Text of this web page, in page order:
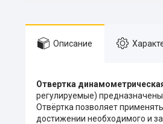
Описание
Отвертка
регулируемые)
Отвёртка позволяет
достижении необходимого и